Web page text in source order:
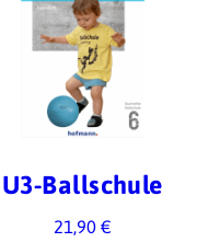
U3-Ballschule
21,90 €